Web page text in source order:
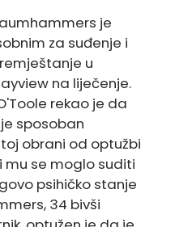
je
za suđenje i
u
na liječenje.
rekao je da
sposoban
obrani od optužbi
mu se moglo suditi
psihičko stanje
34 bivši